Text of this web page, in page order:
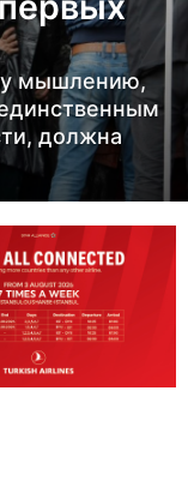
мышлению,
должна